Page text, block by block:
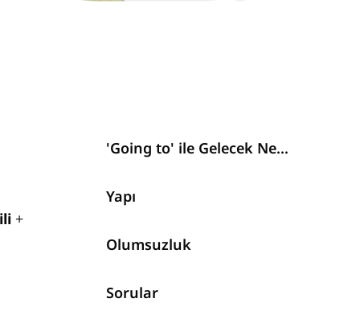
+
'Going to' ile Gelecek Nedir?
Yapı
Olumsuzluk
Sorular